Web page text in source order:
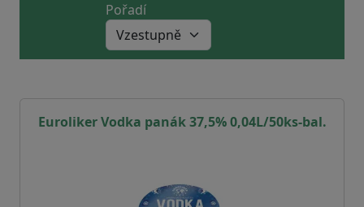
Pořadí
Euroliker Vodka panák 37,5% 0,04L/50ks-bal.